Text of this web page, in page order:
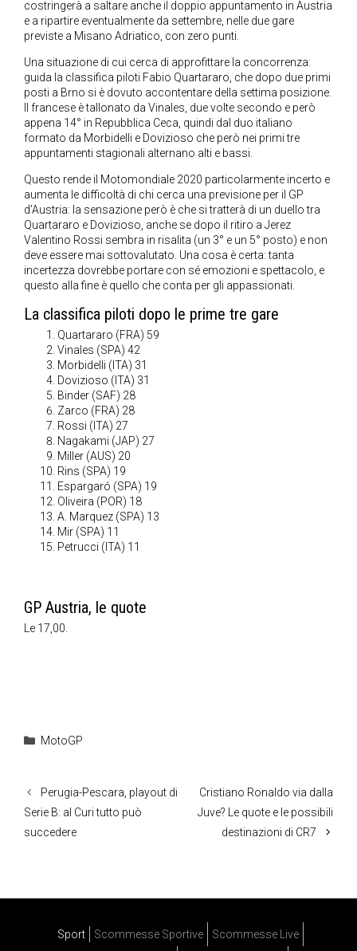
costringerà a saltare anche il doppio appuntamento in Austria
e a ripartire eventualmente da settembre, nelle due gare
previste a Misano Adriatico, con zero punti.
Una situazione di cui cerca di approfittare la concorrenza:
guida la classifica piloti Fabio Quartararo, che dopo due primi
posti a Brno si è dovuto accontentare della settima posizione.
Il francese è tallonato da Vinales, due volte secondo e però
appena 14° in Repubblica Ceca, quindi dal duo italiano
formato da Morbidelli e Dovizioso che però nei primi tre
appuntamenti stagionali alternano alti e bassi.
Questo rende il Motomondiale 2020 particolarmente incerto e
aumenta le difficoltà di chi cerca una previsione per il GP
d’Austria: la sensazione però è che si tratterà di un duello tra
Quartararo e Dovizioso, anche se dopo il ritiro a Jerez
Valentino Rossi sembra in risalita (un 3° e un 5° posto) e non
deve essere mai sottovalutato. Una cosa è certa: tanta
incertezza dovrebbe portare con sé emozioni e spettacolo, e
questo alla fine è quello che conta per gli appassionati.
La classifica piloti dopo le prime tre gare
Quartararo (FRA) 59
Vinales (SPA) 42
Morbidelli (ITA) 31
Dovizioso (ITA) 31
Binder (SAF) 28
Zarco (FRA) 28
Rossi (ITA) 27
Nagakami (JAP) 27
Miller (AUS) 20
Rins (SPA) 19
Espargaró (SPA) 19
Oliveira (POR) 18
A. Marquez (SPA) 13
Mir (SPA) 11
Petrucci (ITA) 11
GP Austria, le quote
Le 17,00.
Categorie
MotoGP
Perugia-Pescara, playout di
Serie B: al Curi tutto può
succedere
Cristiano Ronaldo via dalla
Juve? Le quote e le possibili
destinazioni di CR7
Sport Scommesse Sportive
Scommesse Live